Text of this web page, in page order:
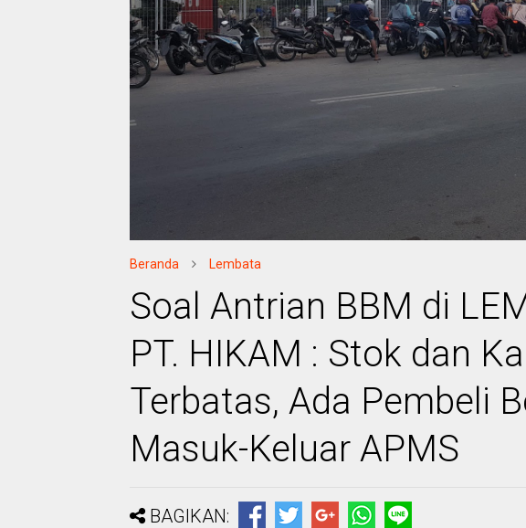
Beranda Lembata
Soal Antrian BBM di
PT. HIKAM : Stok dan
Terbatas, Ada Pembeli
Masuk-Keluar APMS
BAGIKAN: